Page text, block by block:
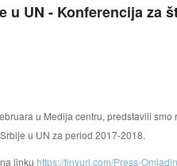
u UN - Konferencija za
u Medija centru, predstavili
u UN za period 2017-2018.
linku https://tinyurl.com/Press-